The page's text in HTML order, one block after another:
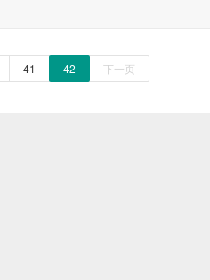
41 42 下一页